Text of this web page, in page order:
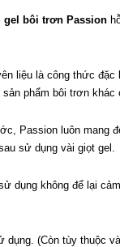
gel bôi trơn Passion
liệu là công thức đặc
phẩm bôi trơn khác
Passion luôn mang
sử dụng vài giọt gel.
dụng không để lại
dụng. (Còn tùy thuộc